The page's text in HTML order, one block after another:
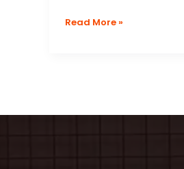
Standar
Maksimal
Read More »